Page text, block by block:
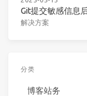
Git提交敏感信息
解决方案
分类
博客站务